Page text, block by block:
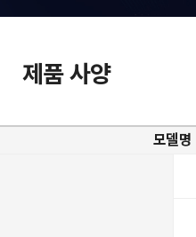
제품 사양
모델명